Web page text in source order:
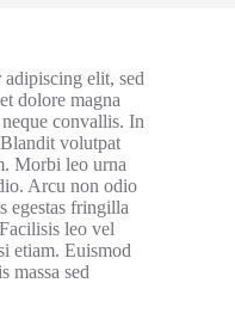
elit, sed
dolore magna
convallis. In
volutpat
Morbi leo urna
Arcu non odio
egestas fringilla
leo vel
etiam. Euismod
massa sed